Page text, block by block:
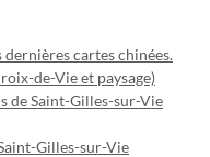
dernières cartes chinées.
de-Vie et paysage)
de Saint-Gilles-sur-Vie
Gilles-sur-Vie